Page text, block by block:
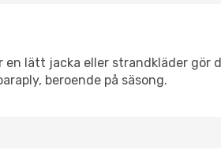
en lätt jacka eller strandkläder gör
beroende på säsong.